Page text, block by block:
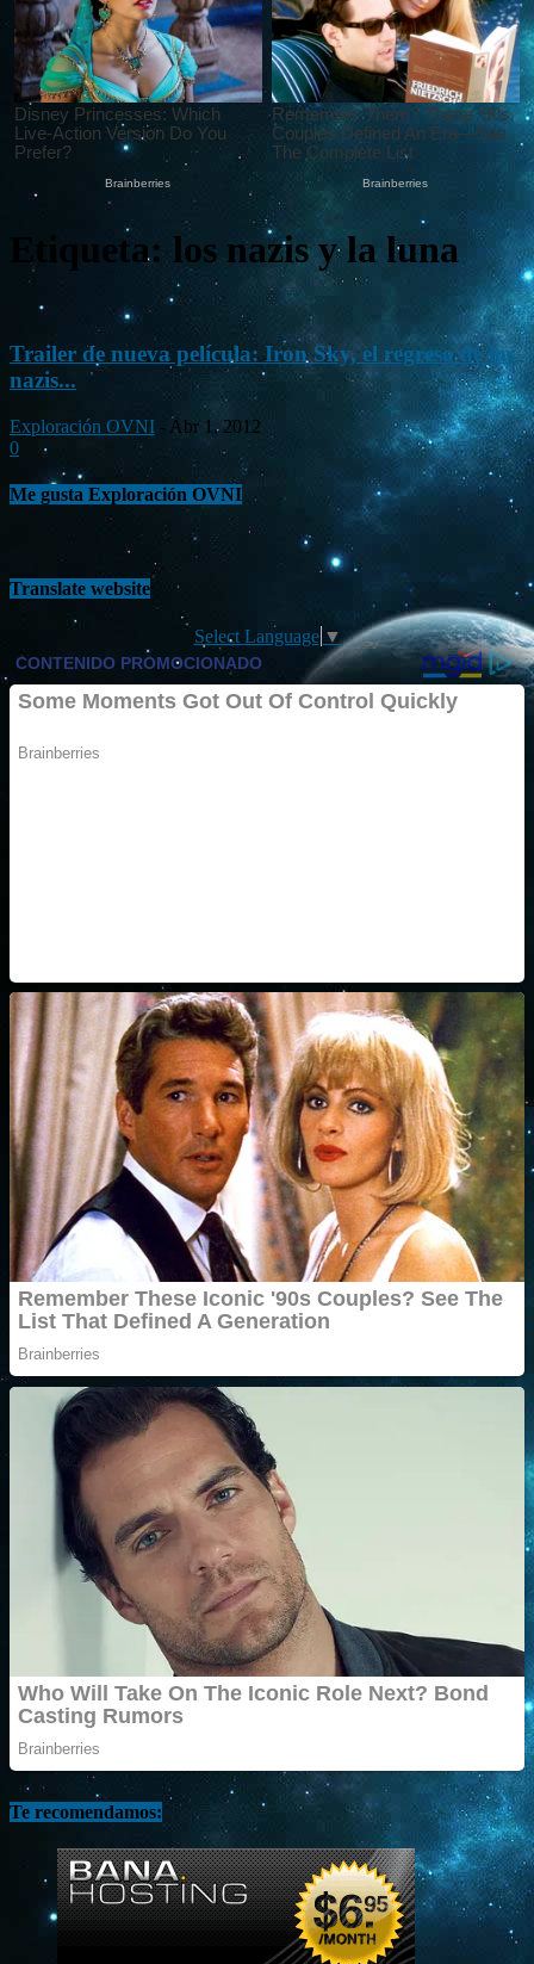
Etiqueta: los nazis y la luna
Trailer de nueva película: Iron Sky, el regreso de los
nazis...
Exploración OVNI - Abr 1, 2012
0
Me gusta Exploración OVNI
Translate website
Select Language ▼
Te recomendamos: